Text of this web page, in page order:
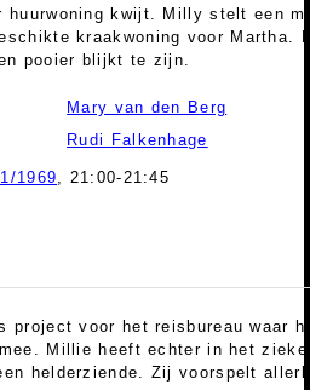
huurwoning kwijt. Milly stelt een
kraakwoning voor Martha.
pooier blijkt te zijn.
Mary van den Berg
Rudi Falkenhage
1969, 21:00-21:45
project voor het reisbureau waar
Millie heeft echter in het
helderziende. Zij voorspelt